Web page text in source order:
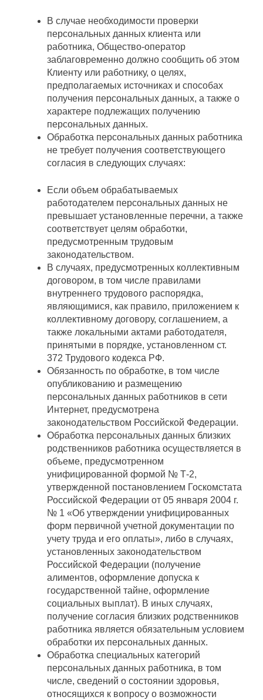
В случае необходимости проверки
персональных данных клиента или
работника, Общество-оператор
заблаговременно должно сообщить об этом
Клиенту или работнику, о целях,
предполагаемых источниках и способах
получения персональных данных, а также о
характере подлежащих получению
персональных данных.
Обработка персональных данных работника
не требует получения соответствующего
согласия в следующих случаях:
Если объем обрабатываемых
работодателем персональных данных не
превышает установленные перечни, а также
соответствует целям обработки,
предусмотренным трудовым
законодательством.
В случаях, предусмотренных коллективным
договором, в том числе правилами
внутреннего трудового распорядка,
являющимися, как правило, приложением к
коллективному договору, соглашением, а
также локальными актами работодателя,
принятыми в порядке, установленном ст.
372 Трудового кодекса РФ.
Обязанность по обработке, в том числе
опубликованию и размещению
персональных данных работников в сети
Интернет, предусмотрена
законодательством Российской Федерации.
Обработка персональных данных близких
родственников работника осуществляется в
объеме, предусмотренном
унифицированной формой № Т-2,
утвержденной постановлением Госкомстата
Российской Федерации от 05 января 2004 г.
№ 1 «Об утверждении унифицированных
форм первичной учетной документации по
учету труда и его оплаты», либо в случаях,
установленных законодательством
Российской Федерации (получение
алиментов, оформление допуска к
государственной тайне, оформление
социальных выплат). В иных случаях,
получение согласия близких родственников
работника является обязательным условием
обработки их персональных данных.
Обработка специальных категорий
персональных данных работника, в том
числе, сведений о состоянии здоровья,
относящихся к вопросу о возможности